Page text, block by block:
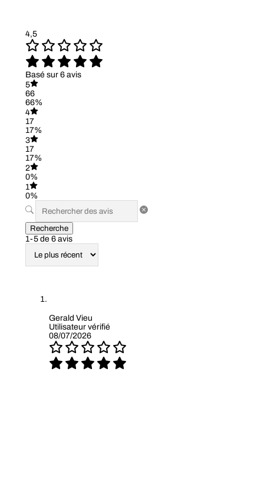
4,5
Basé sur 6 avis
5
66
66%
4
17
17%
3
17
17%
2
0%
1
0%
Recherche
1-5 de 6 avis
Gerald Vieu
Utilisateur vérifié
08/07/2026